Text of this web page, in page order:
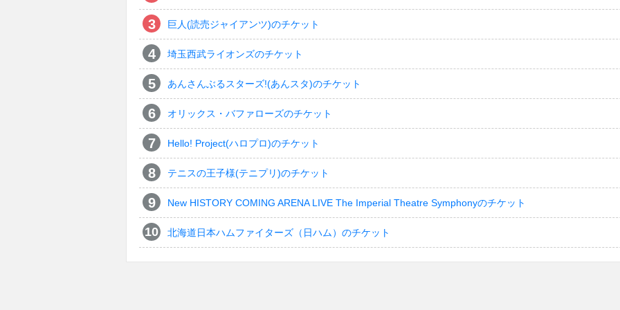
巨人(読売ジャイアンツ)のチケット
埼玉西武ライオンズのチケット
あんさんぶるスターズ!(あんスタ)のチケット
オリックス・バファローズのチケット
Hello! Project(ハロプロ)のチケット
テニスの王子様(テニプリ)のチケット
New HISTORY COMING ARENA LIVE The Imperial Theatre Symphonyのチケット
北海道日本ハムファイターズ（日ハム）のチケット